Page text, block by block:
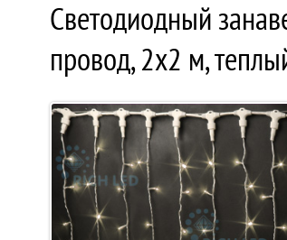
Светодиодный
провод, 2х2 м,